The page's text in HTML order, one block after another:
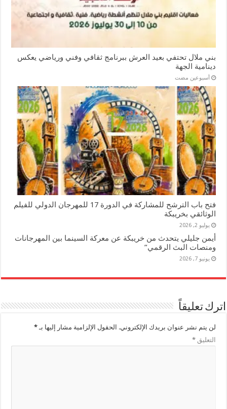
بني ملال تحتفي بعيد العرش ببرنامج ثقافي وفني ورياضي يعكس
دينامية الجهة
‏أسبوعين مضت
فتح باب الترشح للمشاركة في الدورة 17 للمهرجان الدولي للفيلم
الوثائقي بخريبكة
يوليو 2, 2026
أيمن جليلي يتحدث من خريبكة عن معركة السينما بين المهرجانات
ومنصات البث الرقمي”
يونيو 7, 2026
اترك تعليقاً
لن يتم نشر عنوان بريدك الإلكتروني. الحقول الإلزامية مشار إليها بـ*
التعليق*